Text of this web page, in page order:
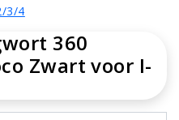
3/4
360
Zwart voor I-